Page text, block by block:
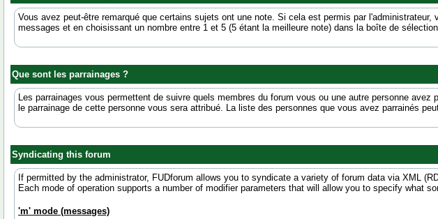
Vous avez peut-être remarqué que certains sujets ont une note. Si cela est permis par
messages et en choisissant un nombre entre 1 et 5 (5 étant la meilleure note) dans la boîte de sélection
Que sont les parrainages ?
Les parrainages vous permettent de suivre quels membres du forum vous ou une autre personne
le parrainage de cette personne vous sera attribué. La liste des personnes que vous avez parrainés
Syndicating this forum
If permitted by the administrator, FUDforum allows you to syndicate a variety of forum data via XML
Each mode of operation supports a number of modifier parameters that will allow you to specify what
'm' mode (messages)